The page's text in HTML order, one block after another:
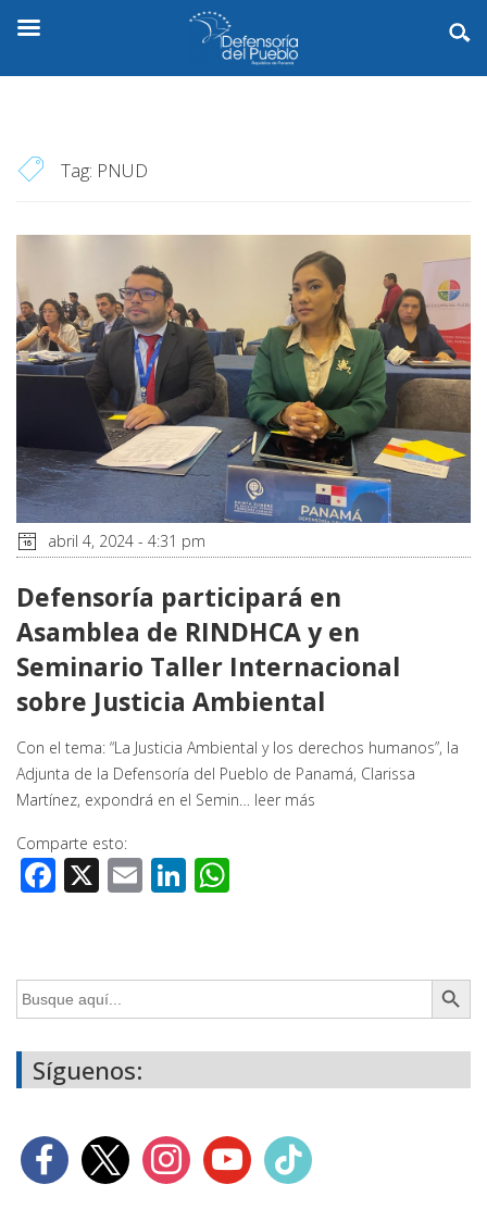
Tag: PNUD
abril 4, 2024 - 4:31 pm
Defensoría participará en
Asamblea de RINDHCA y en
Seminario Taller Internacional
sobre Justicia Ambiental
Con el tema: “La Justicia Ambiental y los derechos humanos”, la
Adjunta de la Defensoría del Pueblo de Panamá, Clarissa
Martínez, expondrá en el Semin… leer más
Comparte esto:
Facebook
X EmailLinkedIn
Buscar: Botón de
Síguenos: